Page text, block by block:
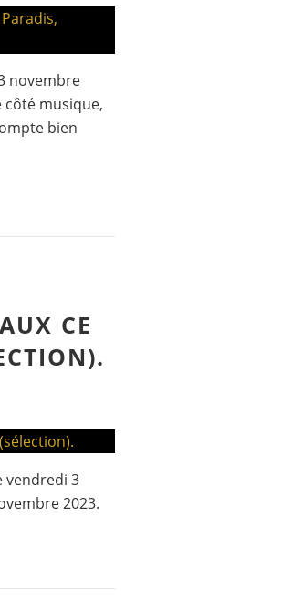
novembre
côté musique,
bien
CE
vendredi 3
2023.